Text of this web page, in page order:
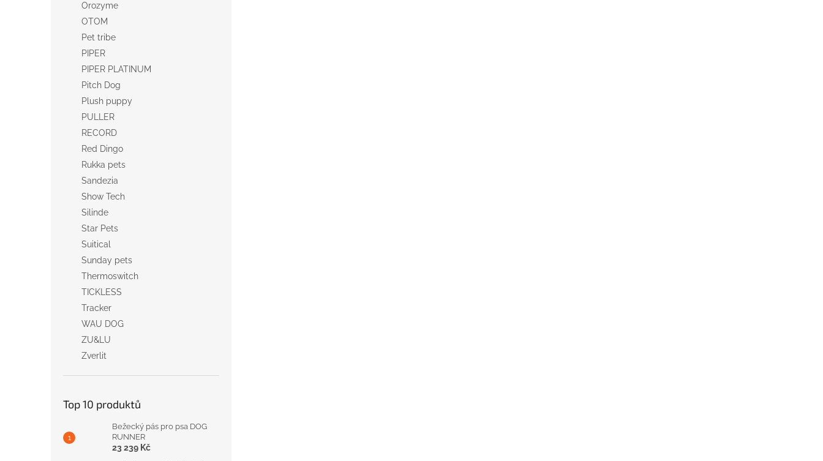
Orozyme
OTOM
Pet tribe
PIPER
PIPER PLATINUM
Pitch Dog
Plush puppy
PULLER
RECORD
Red Dingo
Rukka pets
Sandezia
Show Tech
Silinde
Star Pets
Suitical
Sunday pets
Thermoswitch
TICKLESS
Tracker
WAU DOG
ZU&LU
Zverlit
Top 10 produktů
Bežecký pás pro psa DOG
RUNNER
23 239 Kč